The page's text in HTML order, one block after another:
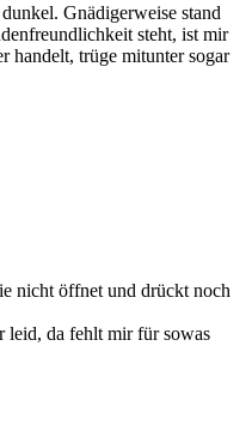
Gnädigerweise stand
steht, ist mir
handelt, trüge mitunter sogar
nicht öffnet und drückt noch
leid, da fehlt mir für sowas